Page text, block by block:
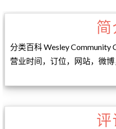
简
分类百科 Wesley Community
营业时间，订位，网站，微博
评